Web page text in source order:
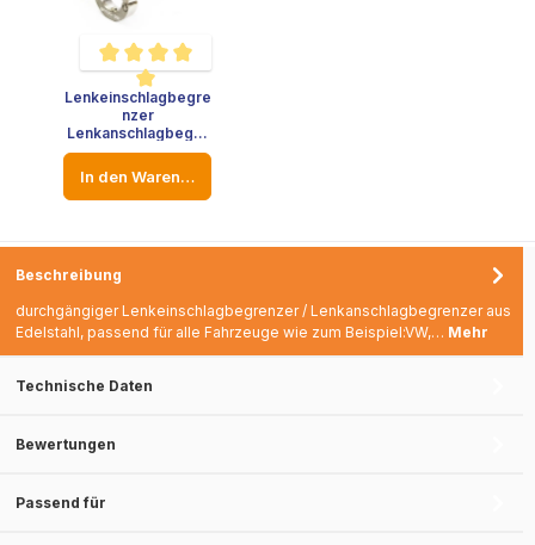
Durchschnittliche Bewertung von 5 von 5 Sternen
Lenkeinschlagbegre
nzer
Lenkanschlagbegre
nzer Edelstahl VW
Golf Audi A3 Opel
Lenkstange -
Durchmesser:
In den Warenkorb
Beschreibung
durchgängiger Lenkeinschlagbegrenzer / Lenkanschlagbegrenzer aus
Edelstahl, passend für alle Fahrzeuge wie zum Beispiel:VW,… Mehr
Technische Daten
Bewertungen
Passend für